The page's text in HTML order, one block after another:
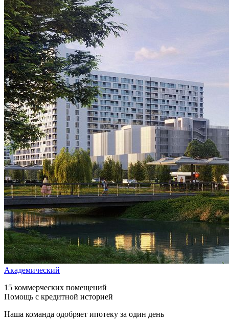
Академический
15 коммерческих помещений
Помощь с кредитной историей
Наша команда одобряет ипотеку за один день